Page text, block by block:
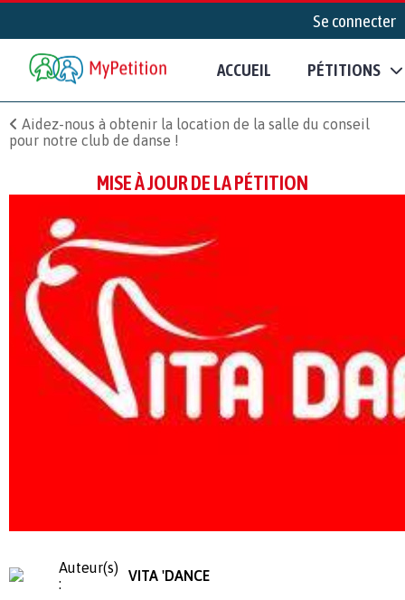
Se connecter
ACCUEIL PÉTITIONS
Aidez-nous à obtenir la location de la salle du conseil
pour notre club de danse !
MISE À JOUR DE LA PÉTITION
Auteur(s)
:
VITA 'DANCE